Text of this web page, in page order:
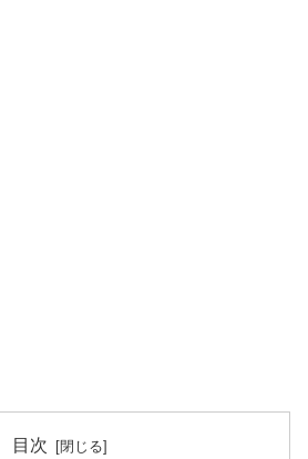
目次